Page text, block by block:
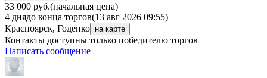
33 000 руб.(начальная цена)
4 днядо конца торгов(13 авг 2026 09:55)
Красноярск, Годенко на карте
Контакты доступны только победителю торгов
Написать сообщение